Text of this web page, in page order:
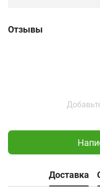
Отзывы
Доставка